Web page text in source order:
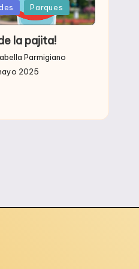
Parques
la pajita!
Parmigiano
2025